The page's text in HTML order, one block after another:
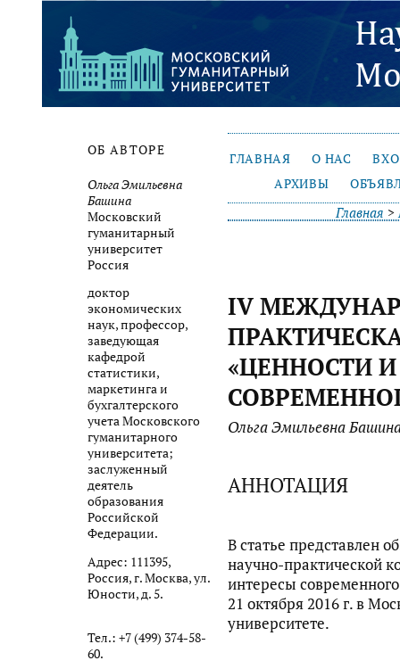
ОБ АВТОРЕ
Ольга Эмильевна
Башина
Московский
гуманитарный
университет
Россия
доктор
экономических
наук, профессор,
заведующая
кафедрой
статистики,
маркетинга и
бухгалтерского
учета Московского
гуманитарного
университета;
заслуженный
деятель
образования
Российской
Федерации.
Адрес: 111395,
Россия, г. Москва, ул.
Юности, д. 5.
Тел.: +7 (499) 374-58-
60.
ГЛАВНАЯ О НАС
АРХИВЫ
Главная >
IV
«ЦЕННОСТИ
Ольга Эмильевна
АННОТАЦИЯ
В статье представлен
научно-практической
интересы
21 октября 2016 г. в
университете.